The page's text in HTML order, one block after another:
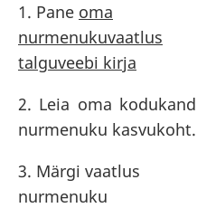
1. Pane oma
nurmenukuvaatlus
talguveebi kirja
2. Leia oma
nurmenuku kasvukoht.
3. Märgi vaatlus
nurmenuku